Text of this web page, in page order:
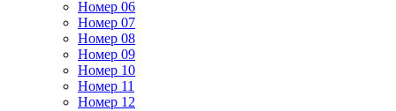
Номер 06
Номер 07
Номер 08
Номер 09
Номер 10
Номер 11
Номер 12